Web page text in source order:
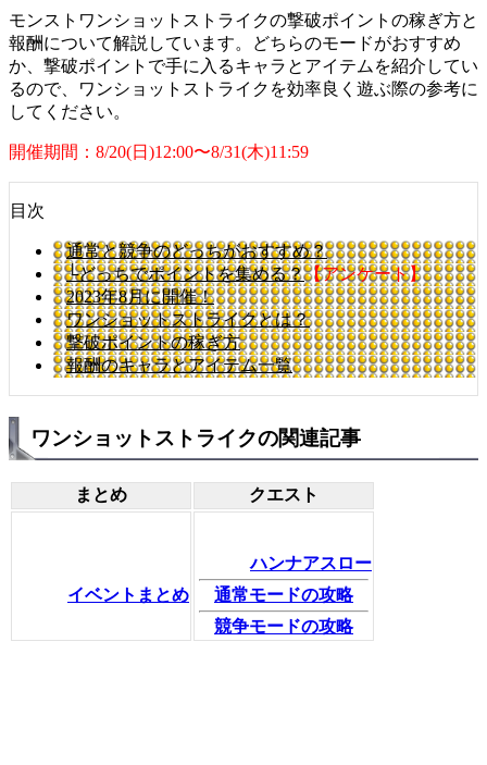
モンストワンショットストライクの撃破ポイントの稼ぎ方と
報酬について解説しています。どちらのモードがおすすめ
か、撃破ポイントで手に入るキャラとアイテムを紹介してい
るので、ワンショットストライクを効率良く遊ぶ際の参考に
してください。
開催期間：8/20(日)12:00〜8/31(木)11:59
目次
通常と競争のどっちがおすすめ？
└どっちでポイントを集める？【アンケート】
2023年8月に開催！
ワンショットストライクとは？
撃破ポイントの稼ぎ方
報酬のキャラとアイテム一覧
ワンショットストライクの関連記事
まとめ クエスト
イベントまとめ
ハンナアスロー
通常モードの攻略
競争モードの攻略